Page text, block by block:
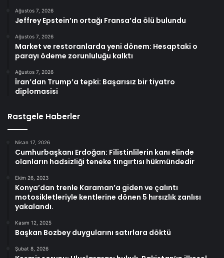
Ağustos 7, 2026
Jeffrey Epstein’ın ortağı Fransa’da ölü bulundu
Ağustos 7, 2026
Market ve restoranlarda yeni dönem: Hesaptaki o
parayı ödeme zorunluluğu kalktı
Ağustos 7, 2026
İran’dan Trump’a tepki: Başarısız bir tiyatro
diplomasisi
Rastgele Haberler
Nisan 17, 2026
Cumhurbaşkanı Erdoğan: Filistinlilerin kanı elinde
olanların hadsizliği teneke tıngırtısı hükmündedir
Ekim 26, 2023
Konya’dan trenle Karaman’a giden ve çalıntı
motosikletleriyle kentlerine dönen 5 hırsızlık zanlısı
yakalandı.
Kasım 12, 2025
Başkan Bozbey duygularını satırlara döktü
Şubat 8, 2026